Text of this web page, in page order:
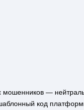
мошенников —
код